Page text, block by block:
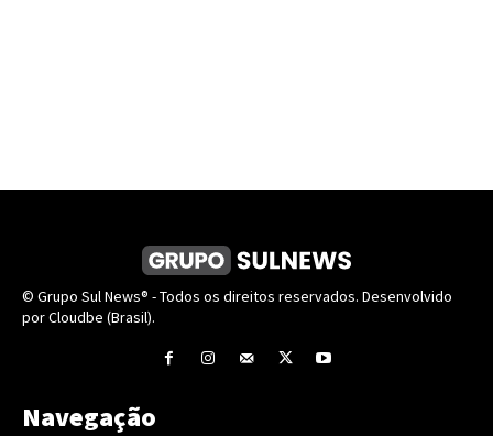
© Grupo Sul News® - Todos os direitos reservados. Desenvolvido
por Cloudbe (Brasil).
Navegação